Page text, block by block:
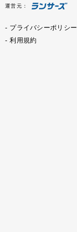
運営元：
プライバシーポリシー
利用規約